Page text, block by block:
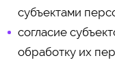
субъектами
согласие
обработку их